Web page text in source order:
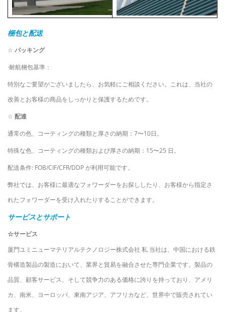
梱包と配送
☆ パッキング
·耐航梱包基準：
特別なご要望がございましたら、お気軽にご相談ください。これは、当社の
改善とお客様の商品をしっかりと保護するためです。
☆ 配達
通常の色、コーティングの種類と厚さの納期：7〜10日。
特殊な色、コーティングの種類および厚さの納期：15〜25 日。
配送条件: FOB/CIF/CFR/DDP が利用可能です。
弊社では、お客様に最適なフォワーダーをお探ししたり、お客様から指定さ
れたフォワーダーを受け入れたりすることができます。
サービスとサポート
☆サービス
厦門ユミニューマテリアルテクノロジー株式会社 私 当社は、中国における鉄
骨構造製品の製造において、業界と貿易を融合させた専門企業です。製品の
品質、顧客サービス、そして競争力のある価格に誇りを持っており、アメリ
カ、南米、ヨーロッパ、東南アジア、アフリカなど、世界中で販売されてい
ます。